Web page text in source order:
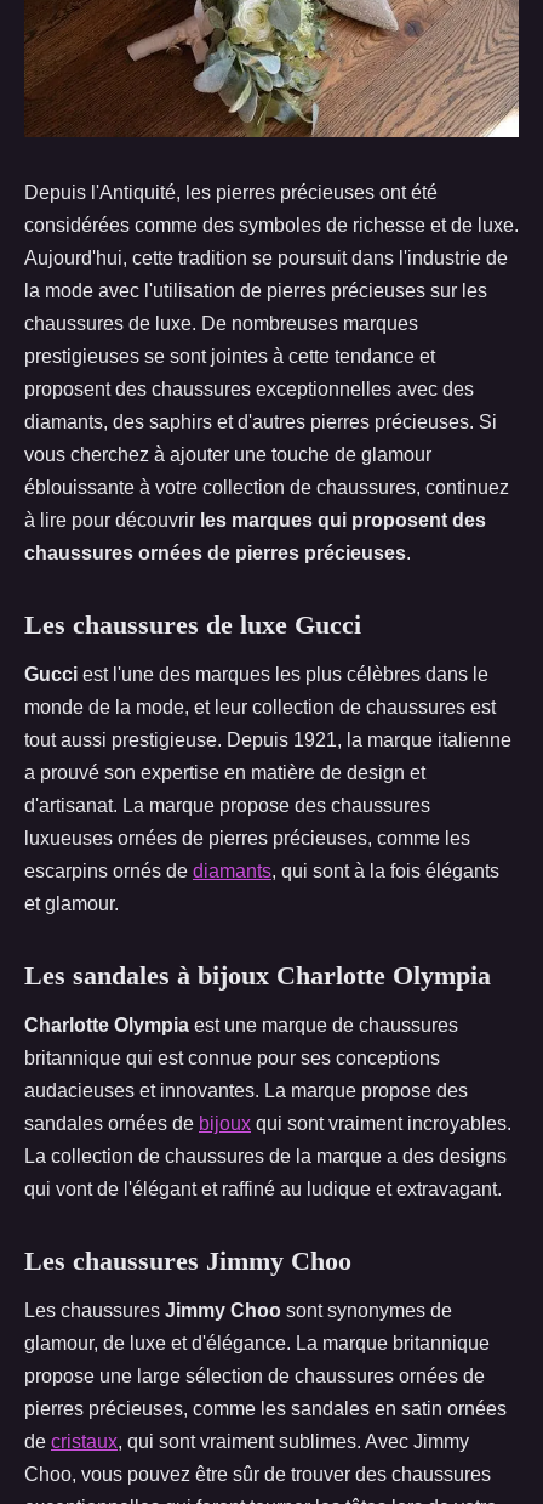
Depuis l'Antiquité, les pierres précieuses ont été
considérées comme des symboles de richesse et de luxe.
Aujourd'hui, cette tradition se poursuit dans l'industrie de
la mode avec l'utilisation de pierres précieuses sur les
chaussures de luxe. De nombreuses marques
prestigieuses se sont jointes à cette tendance et
proposent des chaussures exceptionnelles avec des
diamants, des saphirs et d'autres pierres précieuses. Si
vous cherchez à ajouter une touche de glamour
éblouissante à votre collection de chaussures, continuez
à lire pour découvrir les marques qui proposent des
chaussures ornées de pierres précieuses.
Les chaussures de luxe Gucci
Gucci est l'une des marques les plus célèbres dans le
monde de la mode, et leur collection de chaussures est
tout aussi prestigieuse. Depuis 1921, la marque italienne
a prouvé son expertise en matière de design et
d'artisanat. La marque propose des chaussures
luxueuses ornées de pierres précieuses, comme les
escarpins ornés de diamants, qui sont à la fois élégants
et glamour.
Les sandales à bijoux Charlotte Olympia
Charlotte Olympia est une marque de chaussures
britannique qui est connue pour ses conceptions
audacieuses et innovantes. La marque propose des
sandales ornées de bijoux qui sont vraiment incroyables.
La collection de chaussures de la marque a des designs
qui vont de l'élégant et raffiné au ludique et extravagant.
Les chaussures Jimmy Choo
Les chaussures Jimmy Choo sont synonymes de
glamour, de luxe et d'élégance. La marque britannique
propose une large sélection de chaussures ornées de
pierres précieuses, comme les sandales en satin ornées
de cristaux, qui sont vraiment sublimes. Avec Jimmy
Choo, vous pouvez être sûr de trouver des chaussures